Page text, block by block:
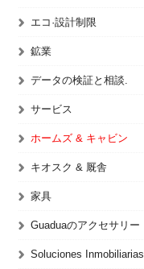
エコ·設計制限
鉱業
データの検証と相談.
サービス
ホームズ & キャビン
キオスク & 厩舎
家具
Guaduaのアクセサリー
Soluciones Inmobiliarias